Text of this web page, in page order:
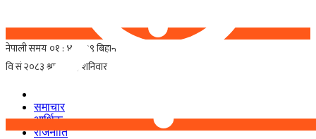
समाचार
आर्थिक
राजनीति